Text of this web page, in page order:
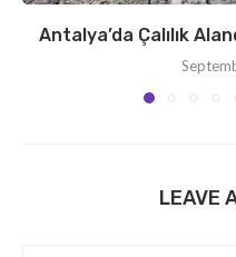
Antalya’da Çalılık
LEAVE